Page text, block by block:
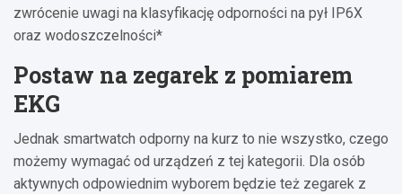
zwrócenie uwagi na klasyfikację odporności na pył IP6X
oraz wodoszczelności*
Postaw na zegarek z pomiarem
EKG
Jednak smartwatch odporny na kurz to nie wszystko, czego
możemy wymagać od urządzeń z tej kategorii. Dla osób
aktywnych odpowiednim wyborem będzie też zegarek z